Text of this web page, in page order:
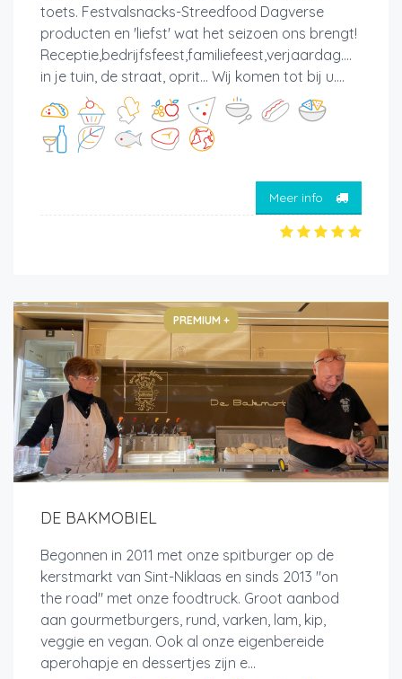
toets. Festvalsnacks-Streedfood Dagverse
producten en 'liefst' wat het seizoen ons brengt!
Receptie,bedrijfsfeest,familiefeest,verjaardag....
in je tuin, de straat, oprit... Wij komen tot bij u....
Meer info
PREMIUM +
DE BAKMOBIEL
Begonnen in 2011 met onze spitburger op de
kerstmarkt van Sint-Niklaas en sinds 2013 "on
the road" met onze foodtruck. Groot aanbod
aan gourmetburgers, rund, varken, lam, kip,
veggie en vegan. Ook al onze eigenbereide
aperohapje en dessertjes zijn e...